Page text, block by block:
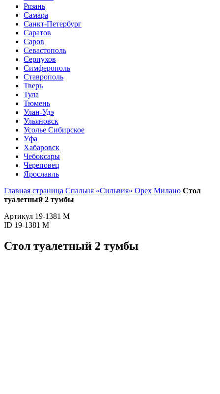
Рязань
Самара
Санкт-Петербург
Саратов
Саров
Севастополь
Серпухов
Симферополь
Ставрополь
Тверь
Тула
Тюмень
Улан-Удэ
Ульяновск
Усолье Сибирское
Уфа
Хабаровск
Чебоксары
Череповец
Ярославль
Главная страница Спальня «Сильвия» Орех Милано Стол
туалетный 2 тумбы
Артикул 19-1381 M
ID 19-1381 M
Стол туалетный 2 тумбы